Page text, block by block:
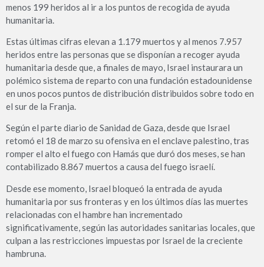
menos 199 heridos al ir a los puntos de recogida de ayuda
humanitaria.
Estas últimas cifras elevan a 1.179 muertos y al menos 7.957
heridos entre las personas que se disponían a recoger ayuda
humanitaria desde que, a finales de mayo, Israel instaurara un
polémico sistema de reparto con una fundación estadounidense
en unos pocos puntos de distribución distribuidos sobre todo en
el sur de la Franja.
Según el parte diario de Sanidad de Gaza, desde que Israel
retomó el 18 de marzo su ofensiva en el enclave palestino, tras
romper el alto el fuego con Hamás que duró dos meses, se han
contabilizado 8.867 muertos a causa del fuego israelí.
Desde ese momento, Israel bloqueó la entrada de ayuda
humanitaria por sus fronteras y en los últimos días las muertes
relacionadas con el hambre han incrementado
significativamente, según las autoridades sanitarias locales, que
culpan a las restricciones impuestas por Israel de la creciente
hambruna.